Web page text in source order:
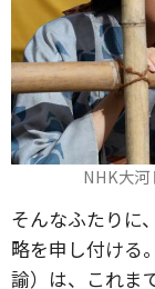
NHK大河
そんなふたりに
略を申し付ける
諭）は、これま